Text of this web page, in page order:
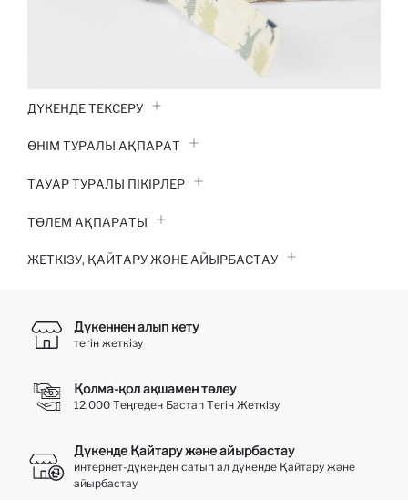
ДҮКЕНДЕ ТЕКСЕРУ
ӨНІМ ТУРАЛЫ АҚПАРАТ
ТАУАР ТУРАЛЫ ПІКІРЛЕР
ТӨЛЕМ АҚПАРАТЫ
ЖЕТКІЗУ, ҚАЙТАРУ ЖӘНЕ АЙЫРБАСТАУ
Дүкеннен алып кету
тегін жеткізу
Қолма-қол ақшамен төлеу
12.000 Теңгеден Бастап Тегін Жеткізу
Дүкенде Қайтару және айырбастау
интернет-дүкенден сатып ал дүкенде Қайтару және
айырбастау